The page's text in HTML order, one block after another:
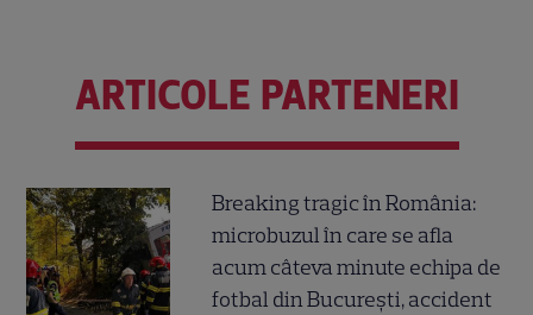
ARTICOLE PARTENERI
Breaking tragic în România:
microbuzul în care se afla
acum câteva minute echipa de
fotbal din București, accident